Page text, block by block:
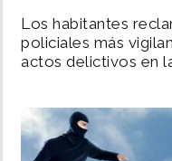
POLÍTICA
DEPORTES
Los habitantes
policiales más
actos delictivos en